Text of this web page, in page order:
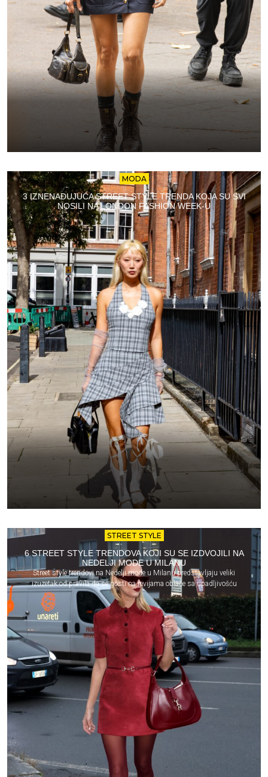
MODA
3 IZNENAĐUJUĆA STREET STYLE TRENDA KOJA SU SVI
NOSILI NA LONDON FASHION WEEK-U
STREET STYLE
6 STREET STYLE TRENDOVA KOJI SU SE IZDVOJILI NA
NEDELJI MODE U MILANU
Street style trendovi na Nedelji mode u Milanu predstavljaju veliki
izuzetak od pravila da se gosti na revijama oblače sa upadljivošću